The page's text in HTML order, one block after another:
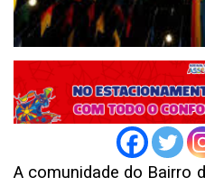
A comunidade do Bairro